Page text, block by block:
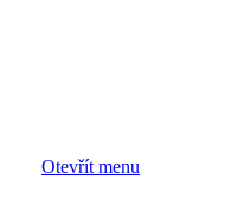
Otevřít menu